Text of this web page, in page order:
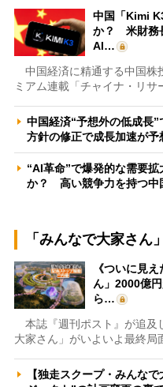
中国「Kimi
か？ 米財務
AI…
中国経済に精通する中国株
ミアム連載「チャイナ・リサ
中国経済“予想外の低成長
方針の修正で成長加速が
“AI革命”で爆発的な需要
か？ 高い競争力を持つ中
「みんなで大家さん
《ついに見
ん」2000億
ら…
本誌『週刊ポスト』が追及
大家さん」がいよいよ最終局
【独走スクープ・みんな